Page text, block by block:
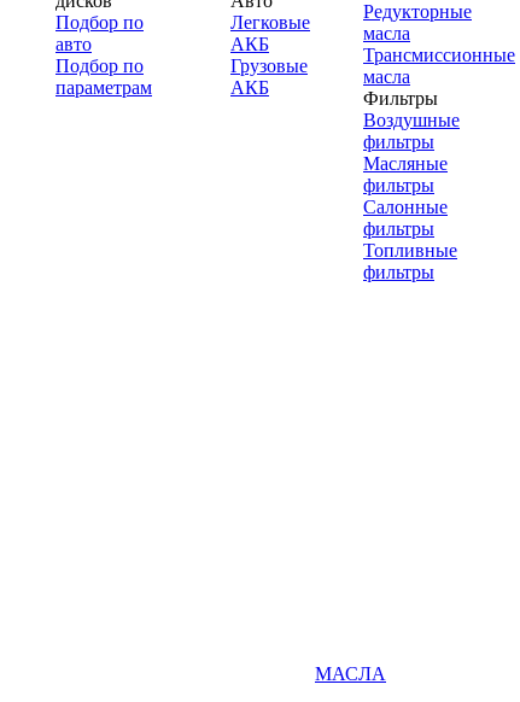
Подбор по
авто
Подбор по
параметрам
Легковые
АКБ
Грузовые
АКБ
Редукторные
масла
Трансмиссионные
масла
Фильтры
Воздушные
фильтры
Масляные
фильтры
Салонные
фильтры
Топливные
фильтры
МАСЛА